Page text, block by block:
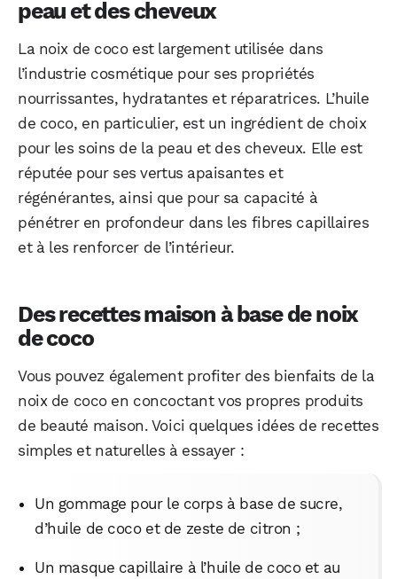
peau et des cheveux
La noix de coco est largement utilisée dans
l’industrie cosmétique pour ses propriétés
nourrissantes, hydratantes et réparatrices. L’huile
de coco, en particulier, est un ingrédient de choix
pour les soins de la peau et des cheveux. Elle est
réputée pour ses vertus apaisantes et
régénérantes, ainsi que pour sa capacité à
pénétrer en profondeur dans les fibres capillaires
et à les renforcer de l’intérieur.
Des recettes maison à base de noix
de coco
Vous pouvez également profiter des bienfaits de la
noix de coco en concoctant vos propres produits
de beauté maison. Voici quelques idées de recettes
simples et naturelles à essayer :
Un gommage pour le corps à base de sucre,
d’huile de coco et de zeste de citron ;
Un masque capillaire à l’huile de coco et au